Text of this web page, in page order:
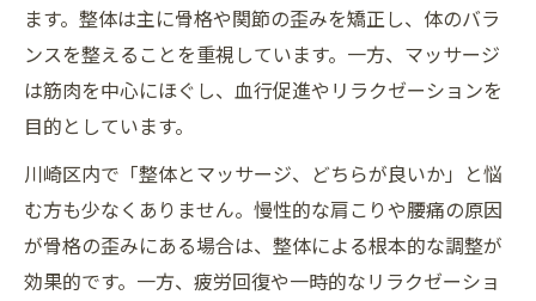
ます。整体は主に骨格や関節の歪みを矯正し、体のバラ
ンスを整えることを重視しています。一方、マッサージ
は筋肉を中心にほぐし、血行促進やリラクゼーションを
目的としています。
川崎区内で「整体とマッサージ、どちらが良いか」と悩
む方も少なくありません。慢性的な肩こりや腰痛の原因
が骨格の歪みにある場合は、整体による根本的な調整が
効果的です。一方、疲労回復や一時的なリラクゼーショ